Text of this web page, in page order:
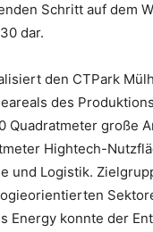
Schritt auf dem
dar.
den CTPark
des
Quadratmeter große
Hightech-
und Logistik.
Energy konnte der